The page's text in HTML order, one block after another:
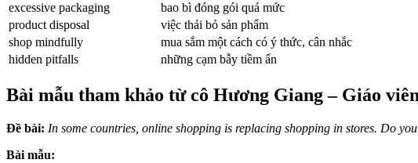
excessive packaging
bao bì đóng gói quá mức
product disposal
việc thải bỏ sản phẩm
shop mindfully
mua sắm một cách có ý thức, cân nhắc
hidden pitfalls
những cạm bẫy tiềm ẩn
Bài mẫu tham khảo từ cô Hương Giang – Giáo
Đề bài: In some countries, online shopping is replacing shopping in stores. Do
Bài mẫu: